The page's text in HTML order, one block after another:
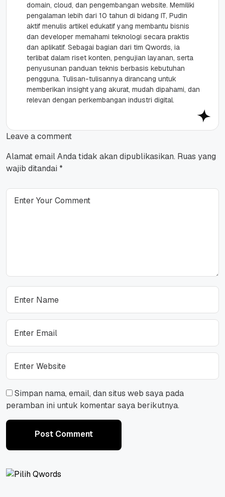
domain, cloud, dan pengembangan website. Memiliki
pengalaman lebih dari 10 tahun di bidang IT, Pudin
aktif menulis artikel edukatif yang membantu bisnis
dan developer memahami teknologi secara praktis
dan aplikatif. Sebagai bagian dari tim Qwords, ia
terlibat dalam riset konten, pengujian layanan, serta
penyusunan panduan teknis berbasis kebutuhan
pengguna. Tulisan-tulisannya dirancang untuk
memberikan insight yang akurat, mudah dipahami, dan
relevan dengan perkembangan industri digital.
Leave a comment
Alamat email Anda tidak akan dipublikasikan. Ruas yang
wajib ditandai *
Simpan nama, email, dan situs web saya pada
peramban ini untuk komentar saya berikutnya.
Post Comment